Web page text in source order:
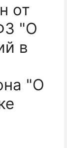
от
"О
в
"О